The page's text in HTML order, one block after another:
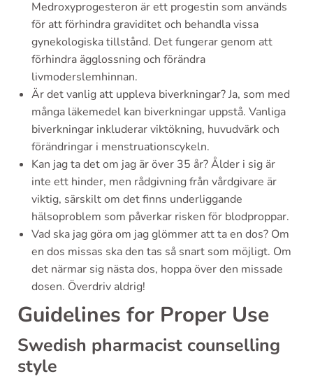
Medroxyprogesteron är ett progestin som används
för att förhindra graviditet och behandla vissa
gynekologiska tillstånd. Det fungerar genom att
förhindra ägglossning och förändra
livmoderslemhinnan.
Är det vanlig att uppleva biverkningar? Ja, som med
många läkemedel kan biverkningar uppstå. Vanliga
biverkningar inkluderar viktökning, huvudvärk och
förändringar i menstruationscykeln.
Kan jag ta det om jag är över 35 år? Ålder i sig är
inte ett hinder, men rådgivning från vårdgivare är
viktig, särskilt om det finns underliggande
hälsoproblem som påverkar risken för blodproppar.
Vad ska jag göra om jag glömmer att ta en dos? Om
en dos missas ska den tas så snart som möjligt. Om
det närmar sig nästa dos, hoppa över den missade
dosen. Överdriv aldrig!
Guidelines for Proper Use
Swedish pharmacist counselling
style